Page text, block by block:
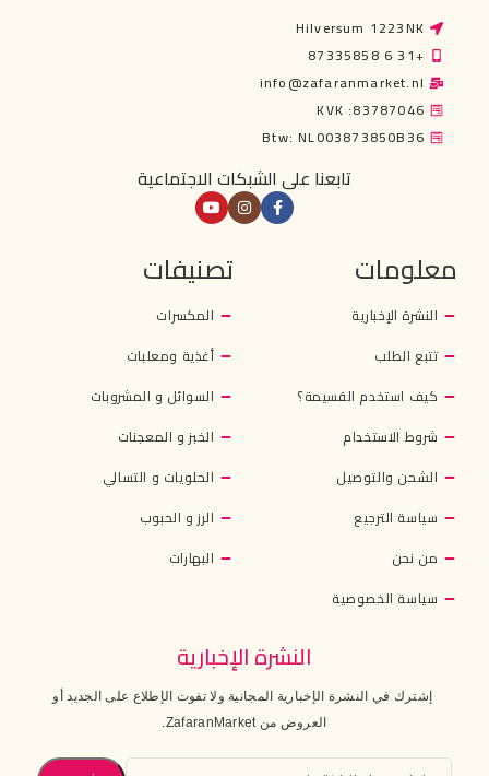
Hilversum 1223NK
+31 6 87335858
info@zafaranmarket.nl
KVK :83787046
Btw: NL003873850B36
تابعنا على الشبكات الاجتماعية
معلومات
النشرة الإخبارية
تتبع الطلب
كيف استخدم القسيمة؟
شروط الاستخدام
الشحن والتوصيل
سياسة الترجيع
من نحن
سياسة الخصوصية
تصنيفات
المكسرات
أغذية ومعلبات
السوائل و المشروبات
الخبز و المعجنات
الحلويات و التسالي
الرز و الحبوب
البهارات
النشرة الإخبارية
إشترك في النشرة الإخبارية المجانية ولا تفوت الإطلاع على الجديد أو
العروض من ZafaranMarket.